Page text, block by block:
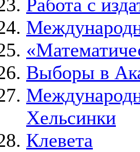
Работа с
Выборы в
Хельсинки
Клевета